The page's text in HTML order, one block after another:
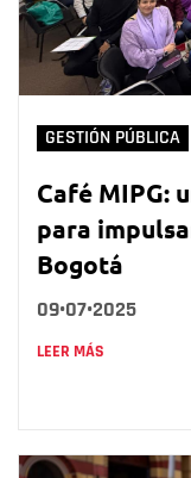
GESTIÓN PÚBLICA
Café MIPG:
para
Bogotá
09•07•2025
LEER MÁS